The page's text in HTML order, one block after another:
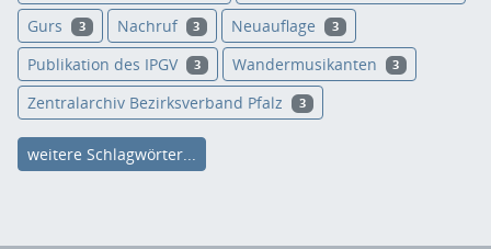
Gurs 3 Nachruf 3 Neuauflage 3
Publikation des IPGV 3 Wandermusikanten 3
Zentralarchiv Bezirksverband Pfalz 3
weitere Schlagwörter...